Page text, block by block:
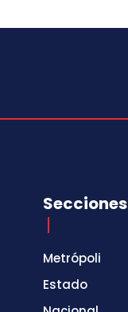
Secciones
Metrópoli
Estado